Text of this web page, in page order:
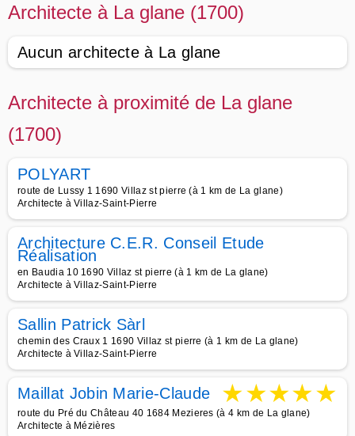
Architecte à La glane (1700)
Aucun architecte à La glane
Architecte à proximité de La glane
(1700)
POLYART
route de Lussy 1 1690 Villaz st pierre (à 1 km de La glane)
Architecte à Villaz-Saint-Pierre
Architecture C.E.R. Conseil Etude
Réalisation
en Baudia 10 1690 Villaz st pierre (à 1 km de La glane)
Architecte à Villaz-Saint-Pierre
Sallin Patrick Sàrl
chemin des Craux 1 1690 Villaz st pierre (à 1 km de La glane)
Architecte à Villaz-Saint-Pierre
Maillat Jobin Marie-Claude ★★★★★
route du Pré du Château 40 1684 Mezieres (à 4 km de La glane)
Architecte à Mézières